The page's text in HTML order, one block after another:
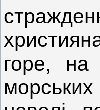
горе,